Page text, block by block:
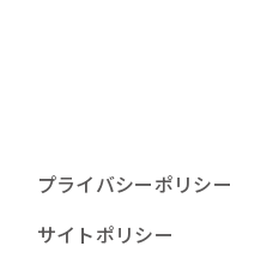
プライバシーポリシー
サイトポリシー